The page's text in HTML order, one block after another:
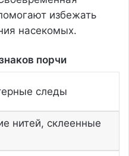
избежать
насекомых.
порчи
следы
нитей, склеенные